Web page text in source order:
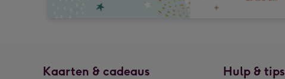
Kaarten & cadeaus Hulp & tips